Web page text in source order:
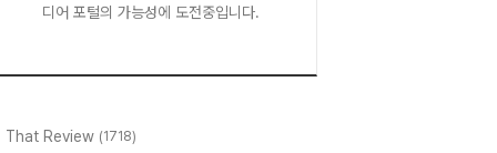
디어 포털의 가능성에 도전중입니다.
That Review (1718)